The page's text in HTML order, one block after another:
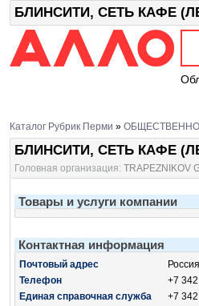
БЛИНСИТИ, СЕТЬ КАФЕ
Каталог Рубрик Перми »
БЛИНСИТИ, СЕТЬ КАФЕ
Головная организация: TRAPEZNIKOV
Товары и услуги компании
Контактная информация
Почтовый адрес
Телефон
+7
Единая справочная служба
+7